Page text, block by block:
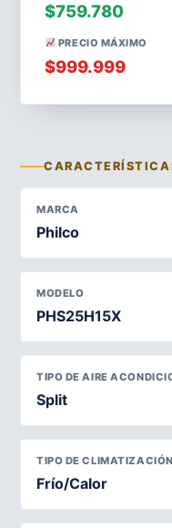
$759.780
PRECIO MÁXIMO
$999.999
MARCA
Philco
MODELO
PHS25H15X
TIPO DE AIRE
Split
TIPO DE CLIMATIZACIÓN
Frío/Calor